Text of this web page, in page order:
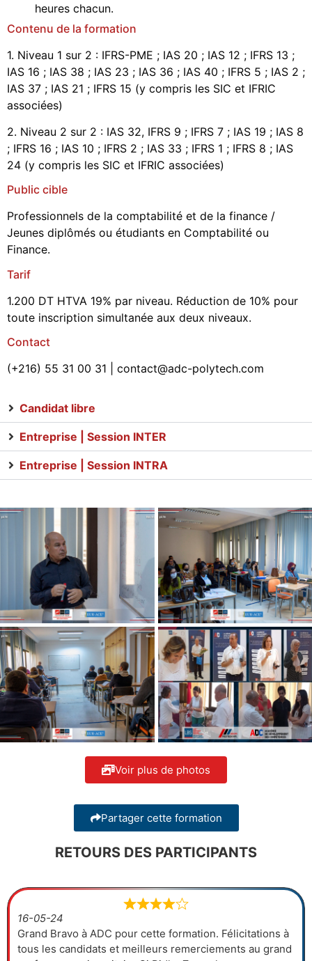
heures chacun.
Contenu de la formation
1. Niveau 1 sur 2 : IFRS-PME ; IAS 20 ; IAS 12 ; IFRS 13 ;
IAS 16 ; IAS 38 ; IAS 23 ; IAS 36 ; IAS 40 ; IFRS 5 ; IAS 2 ;
IAS 37 ; IAS 21 ; IFRS 15 (y compris les SIC et IFRIC
associées)
2. Niveau 2 sur 2 : IAS 32, IFRS 9 ; IFRS 7 ; IAS 19 ; IAS 8
; IFRS 16 ; IAS 10 ; IFRS 2 ; IAS 33 ; IFRS 1 ; IFRS 8 ; IAS
24 (y compris les SIC et IFRIC associées)
Public cible
Professionnels de la comptabilité et de la finance /
Jeunes diplômés ou étudiants en Comptabilité ou
Finance.
Tarif
1.200 DT HTVA 19% par niveau. Réduction de 10% pour
toute inscription simultanée aux deux niveaux.
Contact
(+216) 55 31 00 31 | contact@adc-polytech.com
Candidat libre
Entreprise | Session INTER
Entreprise | Session INTRA
Voir plus de photos
Partager cette formation
RETOURS DES PARTICIPANTS
16-05-24
Grand Bravo à ADC pour cette formation. Félicitations à
tous les candidats et meilleurs remerciements au grand